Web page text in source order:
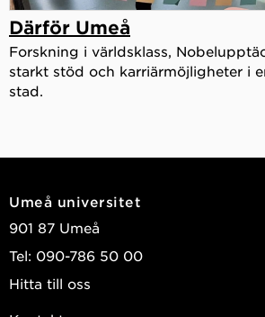
Därför Umeå
Forskning i världsklass,
starkt stöd och karriärmöjligheter i
stad.
Umeå universitet
901 87 Umeå
Tel: 090-786 50 00
Hitta till oss